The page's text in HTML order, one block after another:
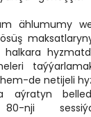
ählumumy
de netijeli
aýratyn
80-nji